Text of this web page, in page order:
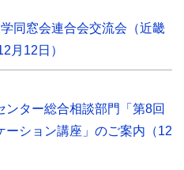
同窓会連合会交流会（近畿
月12日）
ター総合相談部門「第8回
ーション講座」のご案内（12